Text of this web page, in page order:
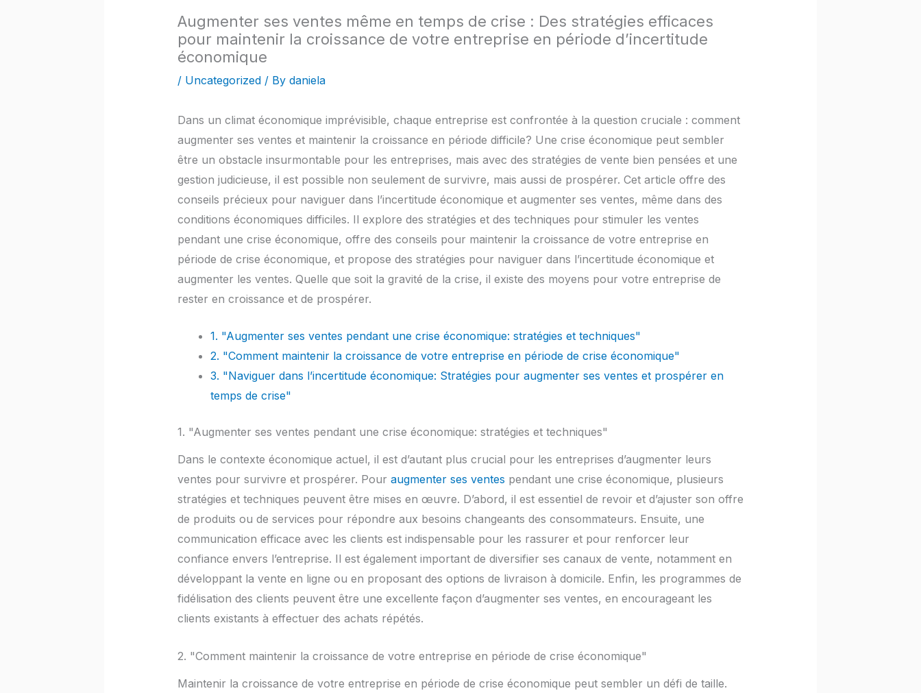
Augmenter ses ventes même en temps de crise : Des stratégies efficaces
pour maintenir la croissance de votre entreprise en période d’incertitude
économique
/ Uncategorized/ By daniela
Dans un climat économique imprévisible, chaque entreprise est confrontée à la question cruciale : comment
augmenter ses ventes et maintenir la croissance en période difficile? Une crise économique peut sembler
être un obstacle insurmontable pour les entreprises, mais avec des stratégies de vente bien pensées et une
gestion judicieuse, il est possible non seulement de survivre, mais aussi de prospérer. Cet article offre des
conseils précieux pour naviguer dans l’incertitude économique et augmenter ses ventes, même dans des
conditions économiques difficiles. Il explore des stratégies et des techniques pour stimuler les ventes
pendant une crise économique, offre des conseils pour maintenir la croissance de votre entreprise en
période de crise économique, et propose des stratégies pour naviguer dans l’incertitude économique et
augmenter les ventes. Quelle que soit la gravité de la crise, il existe des moyens pour votre entreprise de
rester en croissance et de prospérer.
1. "Augmenter ses ventes pendant une crise économique: stratégies et techniques"
2. "Comment maintenir la croissance de votre entreprise en période de crise économique"
3. "Naviguer dans l’incertitude économique: Stratégies pour augmenter ses ventes et prospérer en
temps de crise"
1. "Augmenter ses ventes pendant une crise économique: stratégies et techniques"
Dans le contexte économique actuel, il est d’autant plus crucial pour les entreprises d’augmenter leurs
ventes pour survivre et prospérer. Pour augmenter ses ventes pendant une crise économique, plusieurs
stratégies et techniques peuvent être mises en œuvre. D’abord, il est essentiel de revoir et d’ajuster son offre
de produits ou de services pour répondre aux besoins changeants des consommateurs. Ensuite, une
communication efficace avec les clients est indispensable pour les rassurer et pour renforcer leur
confiance envers l’entreprise. Il est également important de diversifier ses canaux de vente, notamment en
développant la vente en ligne ou en proposant des options de livraison à domicile. Enfin, les programmes de
fidélisation des clients peuvent être une excellente façon d’augmenter ses ventes, en encourageant les
clients existants à effectuer des achats répétés.
2. "Comment maintenir la croissance de votre entreprise en période de crise économique"
Maintenir la croissance de votre entreprise en période de crise économique peut sembler un défi de taille.